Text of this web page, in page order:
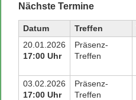
Nächste Termine
Datum Treffen
20.01.2026
17:00 Uhr
Präsenz-
Treffen
03.02.2026
17:00 Uhr
Präsenz-
Treffen